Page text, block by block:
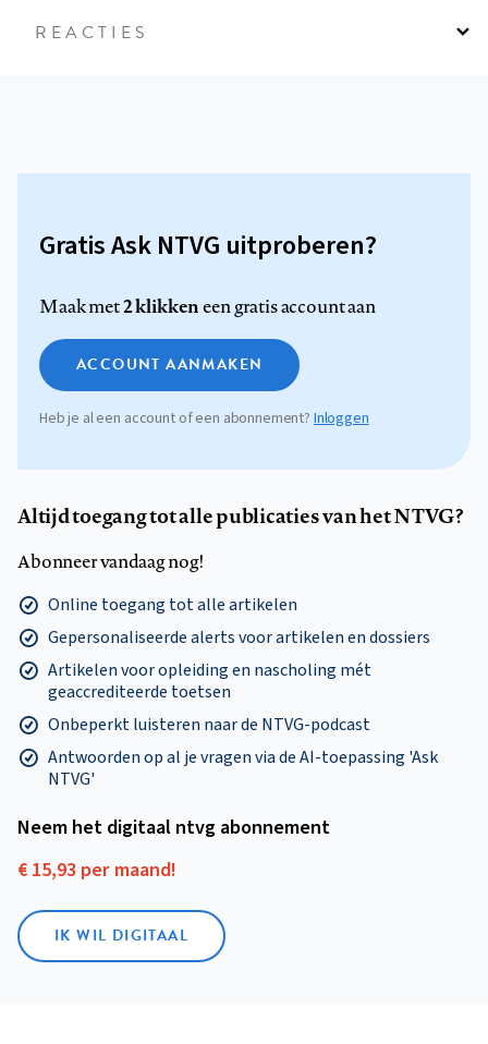
REACTIES
Gratis Ask NTVG uitproberen?
Maak met2 klikkeneen gratis account aan
ACCOUNT AANMAKEN
Heb je al een account of een abonnement?Inloggen
Altijd toegang tot alle publicaties van het NTVG?
Abonneer vandaag nog!
Online toegang tot alle artikelen
Gepersonaliseerde alerts voor artikelen en dossiers
Artikelen voor opleiding en nascholing mét
geaccrediteerde toetsen
Onbeperkt luisteren naar de NTVG-podcast
Antwoorden op al je vragen via de AI-toepassing 'Ask
NTVG'
Neem het digitaal ntvg abonnement
€ 15,93 per maand!
IK WIL DIGITAAL